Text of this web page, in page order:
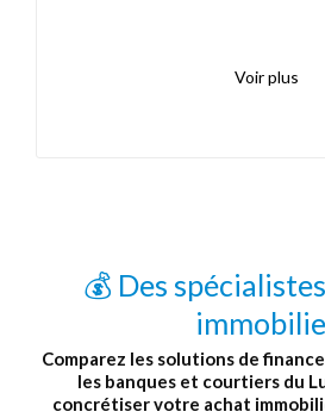
Voir plus
💰 Des
Comparez les solutions de
les banques et courtiers du
concrétiser votre achat